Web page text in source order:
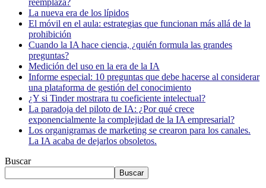
reemplaza?
La nueva era de los lípidos
El móvil en el aula: estrategias que funcionan más allá de la
prohibición
Cuando la IA hace ciencia, ¿quién formula las grandes
preguntas?
Medición del uso en la era de la IA
Informe especial: 10 preguntas que debe hacerse al considerar
una plataforma de gestión del conocimiento
¿Y si Tinder mostrara tu coeficiente intelectual?
La paradoja del piloto de IA: ¿Por qué crece
exponencialmente la complejidad de la IA empresarial?
Los organigramas de marketing se crearon para los canales.
La IA acaba de dejarlos obsoletos.
Buscar
Buscar